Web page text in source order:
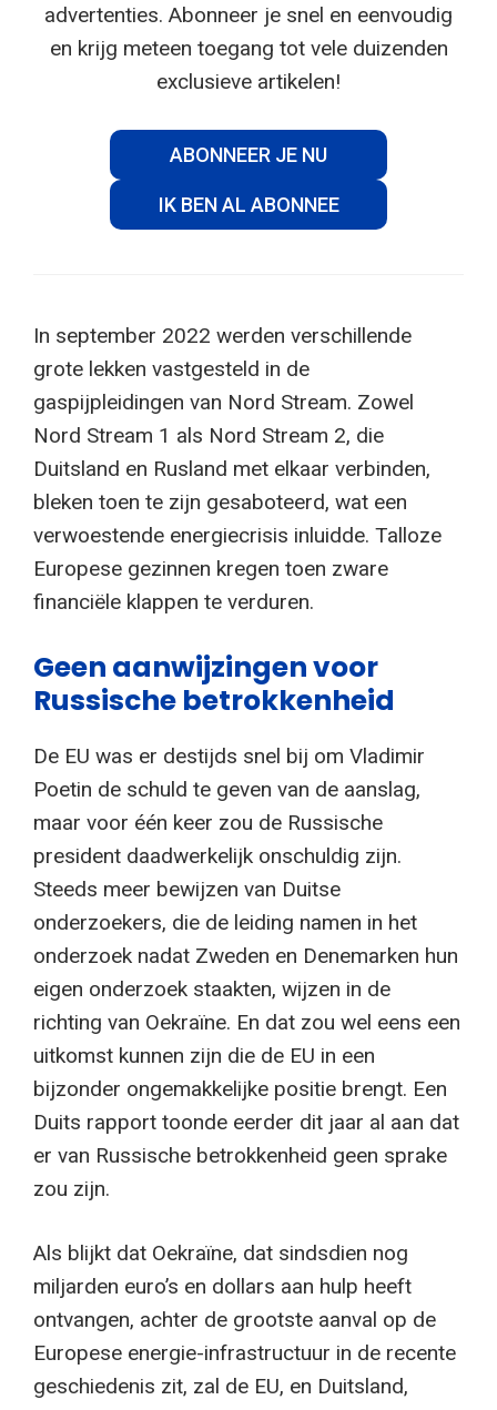
advertenties. Abonneer je snel en eenvoudig
en krijg meteen toegang tot vele duizenden
exclusieve artikelen!
ABONNEER JE NU
IK BEN AL ABONNEE
In september 2022 werden verschillende
grote lekken vastgesteld in de
gaspijpleidingen van Nord Stream. Zowel
Nord Stream 1 als Nord Stream 2, die
Duitsland en Rusland met elkaar verbinden,
bleken toen te zijn gesaboteerd, wat een
verwoestende energiecrisis inluidde. Talloze
Europese gezinnen kregen toen zware
financiële klappen te verduren.
Geen aanwijzingen voor
Russische betrokkenheid
De EU was er destijds snel bij om Vladimir
Poetin de schuld te geven van de aanslag,
maar voor één keer zou de Russische
president daadwerkelijk onschuldig zijn.
Steeds meer bewijzen van Duitse
onderzoekers, die de leiding namen in het
onderzoek nadat Zweden en Denemarken hun
eigen onderzoek staakten, wijzen in de
richting van Oekraïne. En dat zou wel eens een
uitkomst kunnen zijn die de EU in een
bijzonder ongemakkelijke positie brengt. Een
Duits rapport toonde eerder dit jaar al aan dat
er van Russische betrokkenheid geen sprake
zou zijn.
Als blijkt dat Oekraïne, dat sindsdien nog
miljarden euro’s en dollars aan hulp heeft
ontvangen, achter de grootste aanval op de
Europese energie-infrastructuur in de recente
geschiedenis zit, zal de EU, en Duitsland,